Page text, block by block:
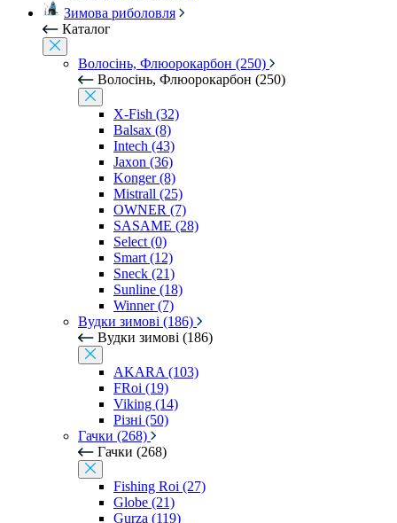
Зимова риболовля
Каталог
Волосінь, Флюорокарбон (250)
Волосінь, Флюорокарбон (250)
X-Fish (32)
Balsax (8)
Intech (43)
Jaxon (36)
Konger (8)
Mistrall (25)
OWNER (7)
SASAME (28)
Select (0)
Smart (12)
Sneck (21)
Sunline (18)
Winner (7)
Вудки зимові (186)
Вудки зимові (186)
AKARA (103)
FRoi (19)
Viking (14)
Різні (50)
Гачки (268)
Гачки (268)
Fishing Roi (27)
Globe (21)
Gurza (119)